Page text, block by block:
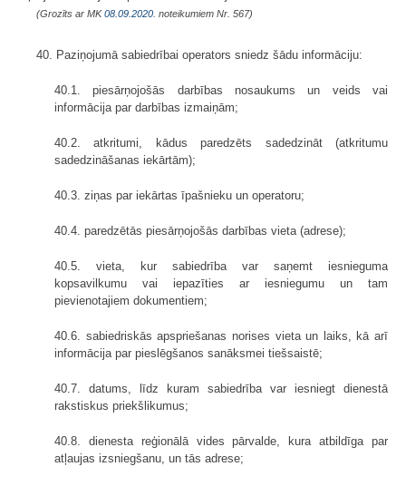
(Grozīts ar MK08.09.2020. noteikumiem Nr. 567)
40. Paziņojumā sabiedrībai operators sniedz šādu informāciju:
40.1. piesārņojošās darbības nosaukums un veids vai
informācija par darbības izmaiņām;
40.2. atkritumi, kādus paredzēts sadedzināt (atkritumu
sadedzināšanas iekārtām);
40.3. ziņas par iekārtas īpašnieku un operatoru;
40.4. paredzētās piesārņojošās darbības vieta (adrese);
40.5. vieta, kur sabiedrība var saņemt iesnieguma
kopsavilkumu vai iepazīties ar iesniegumu un tam
pievienotajiem dokumentiem;
40.6. sabiedriskās apspriešanas norises vieta un laiks, kā arī
informācija par pieslēgšanos sanāksmei tiešsaistē;
40.7. datums, līdz kuram sabiedrība var iesniegt dienestā
rakstiskus priekšlikumus;
40.8. dienesta reģionālā vides pārvalde, kura atbildīga par
atļaujas izsniegšanu, un tās adrese;